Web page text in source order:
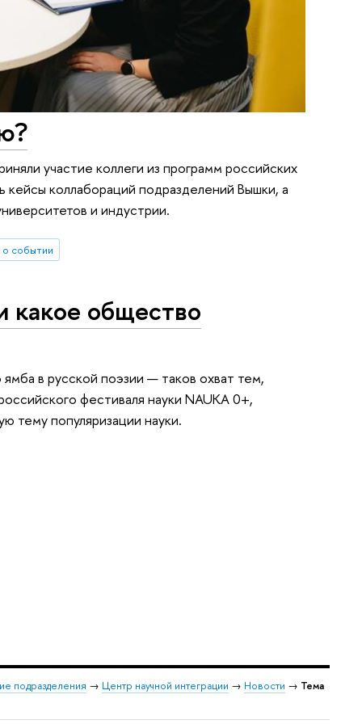
участие коллеги из программ российских
коллабораций подразделений Вышки, а
и индустрии.
событии
какое общество
в русской поэзии — таков охват тем,
фестиваля науки NAUKA 0+,
тему популяризации науки.
подразделения → Центр научной интеграции → Новости → Тема